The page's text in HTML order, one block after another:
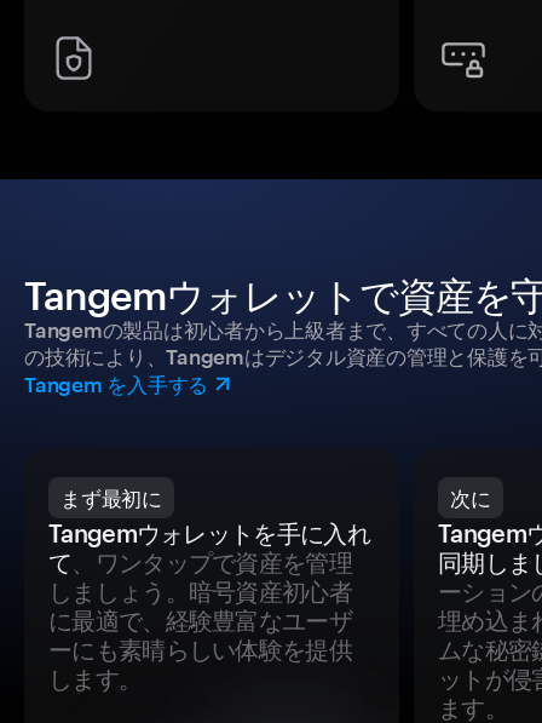
Tangemウォレットで資産を
Tangemの製品は初心者から上級者まで、すべての人に
の技術により、Tangemはデジタル資産の管理と保護を
Tangem を入手する
まず最初に
Tangemウォレットを手に入れ
て、ワンタップで資産を管理
しましょう。暗号資産初心者
に最適で、経験豊富なユーザ
ーにも素晴らしい体験を提供
します。
次に
Tangem
同期しま
ーション
埋め込ま
ムな秘密
ットが侵
ます。